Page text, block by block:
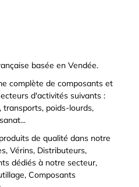
basée en Vendée.
complète de composants et
d'activités suivants :
transports, poids-lourds,
de qualité dans notre
Vérins, Distributeurs,
dédiés à notre secteur,
Composants